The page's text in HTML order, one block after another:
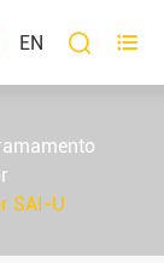
EN  
SAI-U